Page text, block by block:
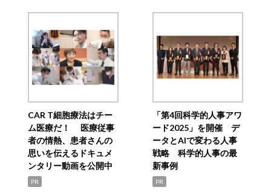
CAR T細胞療法はチー
ム医療だ！ 医療従事
者の情熱、患者さんの
思いを伝えるドキュメ
ンタリー動画を公開中
PR
「第4回科学的人事アワ
ード2025」を開催 デ
ータとAIで変わる人事
戦略 科学的人事の最
新事例
PR